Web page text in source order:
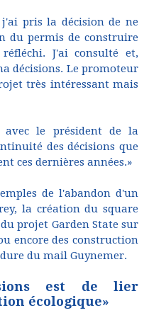
j'ai pris la décision de ne
du permis de construire
J'ai consulté et,
décisions. Le promoteur
très intéressant mais
avec le président de la
des décisions que
ces dernières années.»
de l'abandon d'un
la création du square
projet Garden State sur
encore des construction
du mail Guynemer.
est de lier
écologique»